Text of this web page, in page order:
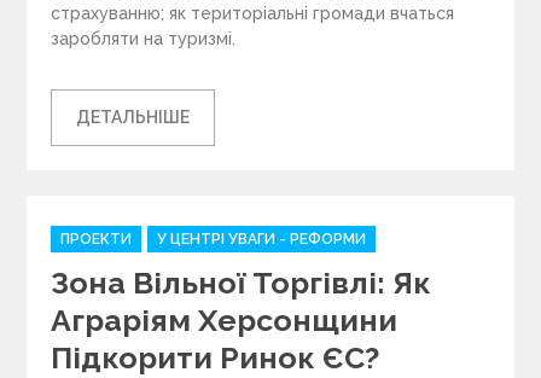
страхуванню; як територіальні громади вчаться
заробляти на туризмі.
ДЕТАЛЬНІШЕ
C
a
t
e
g
ПРОЕКТИ У ЦЕНТРІ УВАГИ - РЕФОРМИ
Зона Вільної Торгівлі: Як
Аграріям Херсонщини
Підкорити Ринок ЄС?